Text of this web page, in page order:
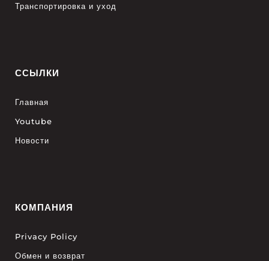
Транспортировка и уход
ССЫЛКИ
Главная
Youtube
Новости
КОМПАНИЯ
Privacy Policy
Обмен и возврат